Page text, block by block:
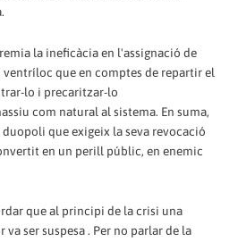
la ineficàcia en l'assignació de
que en comptes de repartir el
lo i precaritzar-lo
com natural al sistema. En suma,
que exigeix la seva revocació
en un perill públic, en enemic
que al principi de la crisi una
ser suspesa . Per no parlar de la